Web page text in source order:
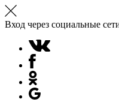
Вход через социальные